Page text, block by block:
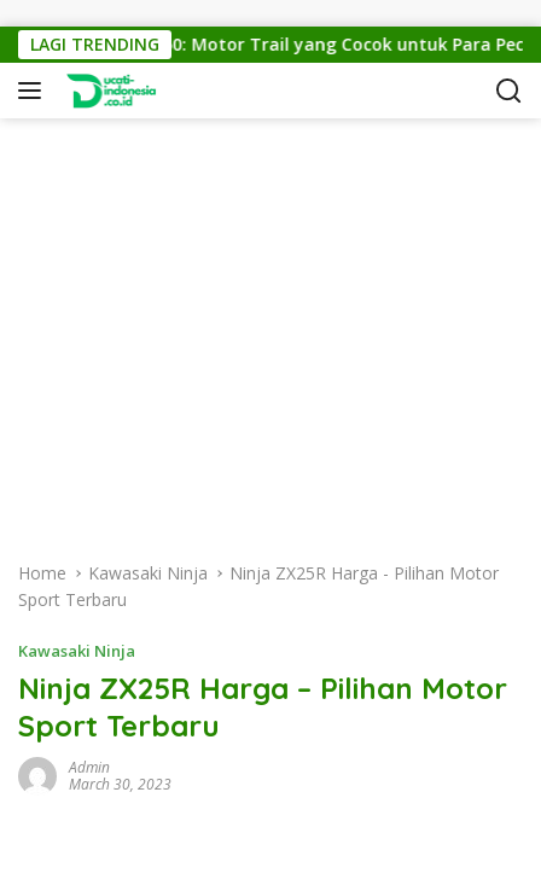
LAGI TRENDING
KTM Cross 150: Motor Trail yang Cocok untuk Para Pecinta
Home Kawasaki Ninja
Ninja ZX25R Harga - Pilihan Motor
Sport Terbaru
Kawasaki Ninja
Ninja ZX25R Harga – Pilihan Motor
Sport Terbaru
Admin
March 30, 2023